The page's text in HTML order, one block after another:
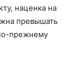
наценка на
превышать
прежнему